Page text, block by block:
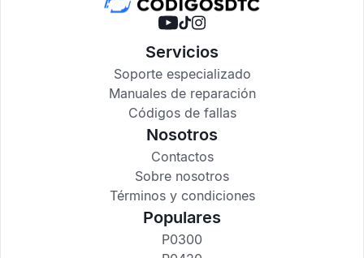
Servicios
Soporte especializado
Manuales de reparación
Códigos de fallas
Nosotros
Contactos
Sobre nosotros
Términos y condiciones
Populares
P0300